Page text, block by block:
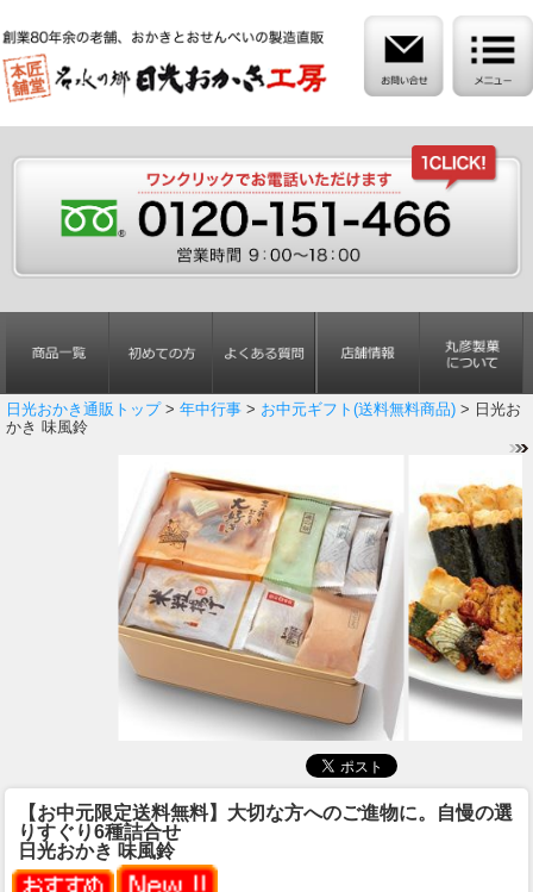
日光おかき通販トップ> 年中行事 > お中元ギフト(送料無料商品) > 日光お
かき 味風鈴
【お中元限定送料無料】大切な方へのご進物に。自慢の選
りすぐり6種詰合せ
日光おかき 味風鈴